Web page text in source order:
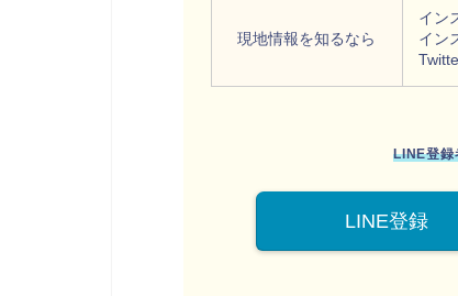
現地情報を知るなら
イン
イン
LINE登録
LINE登録